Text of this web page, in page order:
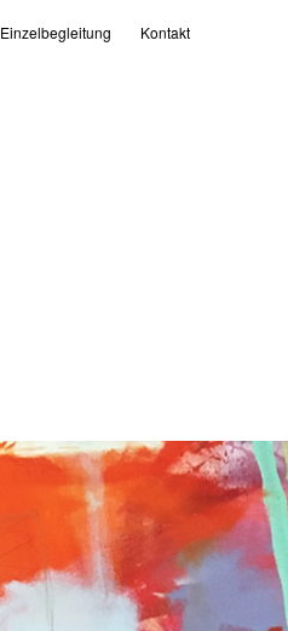
Einzelbegleitung Kontakt